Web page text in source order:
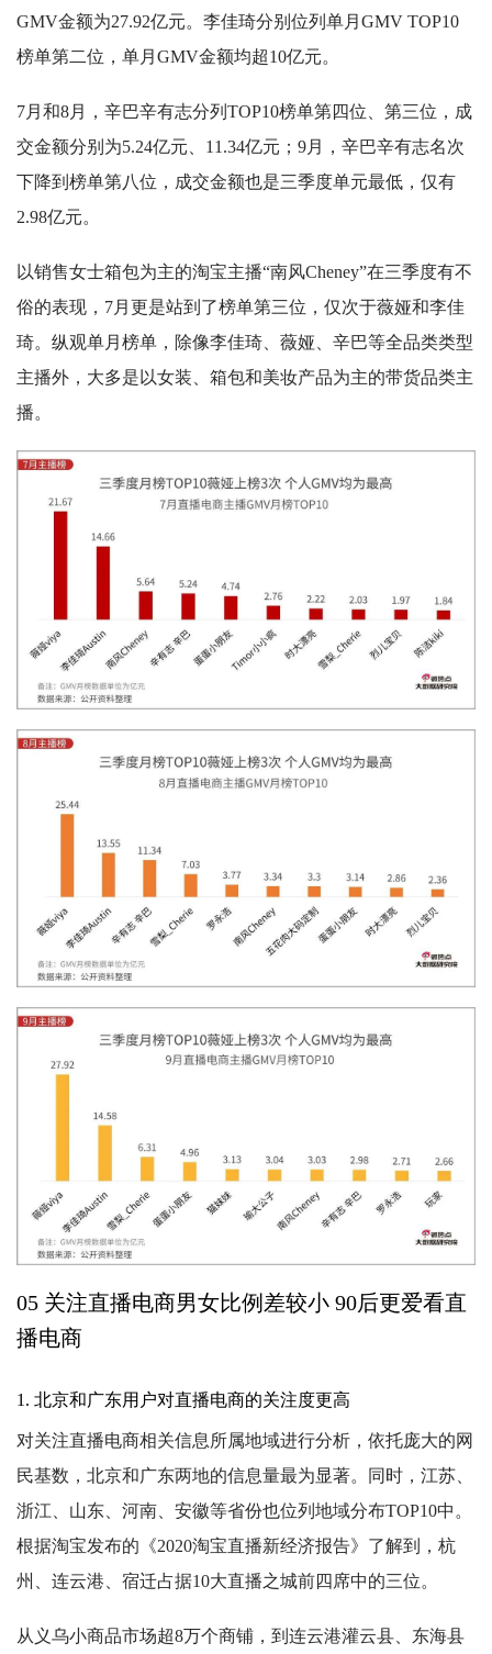
GMV金额为27.92亿元。李佳琦分别位列单月GMV TOP10
榜单第二位，单月GMV金额均超10亿元。
7月和8月，辛巴辛有志分列TOP10榜单第四位、第三位，成
交金额分别为5.24亿元、11.34亿元；9月，辛巴辛有志名次
下降到榜单第八位，成交金额也是三季度单元最低，仅有
2.98亿元。
以销售女士箱包为主的淘宝主播“南风Cheney”在三季度有不
俗的表现，7月更是站到了榜单第三位，仅次于薇娅和李佳
琦。纵观单月榜单，除像李佳琦、薇娅、辛巴等全品类类型
主播外，大多是以女装、箱包和美妆产品为主的带货品类主
播。
05 关注直播电商男女比例差较小 90后更爱看直
播电商
1. 北京和广东用户对直播电商的关注度更高
对关注直播电商相关信息所属地域进行分析，依托庞大的网
民基数，北京和广东两地的信息量最为显著。同时，江苏、
浙江、山东、河南、安徽等省份也位列地域分布TOP10中。
根据淘宝发布的《2020淘宝直播新经济报告》了解到，杭
州、连云港、宿迁占据10大直播之城前四席中的三位。
从义乌小商品市场超8万个商铺，到连云港灌云县、东海县